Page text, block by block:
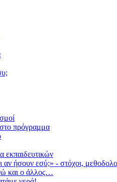
πρόγραμμα
εκπαιδευτικών
αν ήσουν εσύ;» - στόχοι,
και ο άλλος…